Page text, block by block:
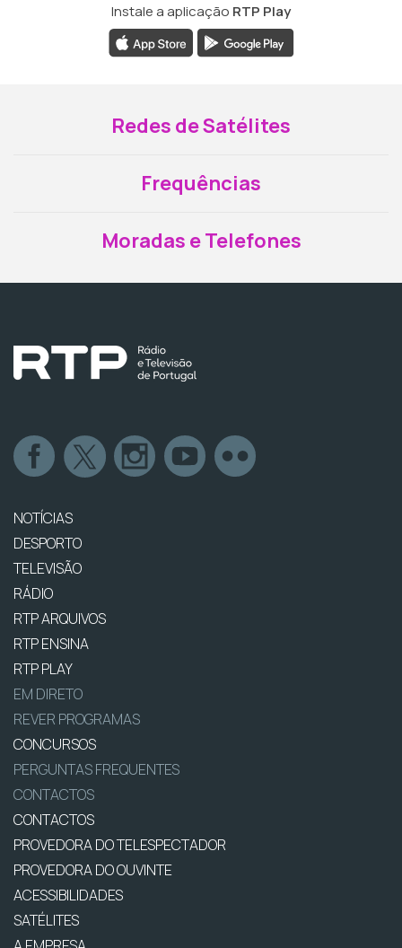
Instale a aplicação RTP Play
Redes de Satélites
Frequências
Moradas e Telefones
NOTÍCIAS
DESPORTO
TELEVISÃO
RÁDIO
RTP ARQUIVOS
RTP ENSINA
RTP PLAY
EM DIRETO
REVER PROGRAMAS
CONCURSOS
PERGUNTAS FREQUENTES
CONTACTOS
CONTACTOS
PROVEDORA DO TELESPECTADOR
PROVEDORA DO OUVINTE
ACESSIBILIDADES
SATÉLITES